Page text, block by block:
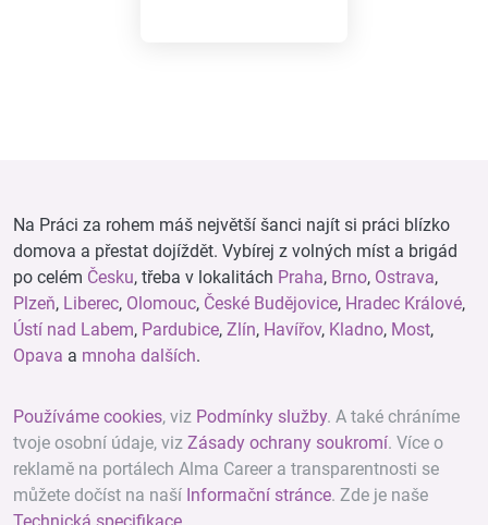
Na Práci za rohem máš největší šanci najít si práci blízko
domova a přestat dojíždět. Vybírej z volných míst a brigád
po celém Česku, třeba v lokalitách Praha, Brno, Ostrava,
Plzeň, Liberec, Olomouc, České Budějovice, Hradec Králové,
Ústí nad Labem, Pardubice, Zlín, Havířov, Kladno, Most,
Opava a mnoha dalších.
Používáme cookies, viz Podmínky služby. A také chráníme
tvoje osobní údaje, viz Zásady ochrany soukromí. Více o
reklamě na portálech Alma Career a transparentnosti se
můžete dočíst na naší Informační stránce. Zde je naše